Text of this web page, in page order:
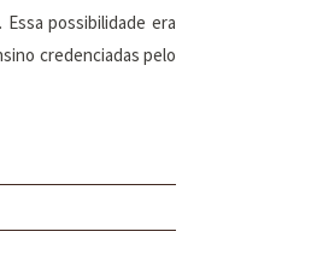
possibilidade era
credenciadas pelo